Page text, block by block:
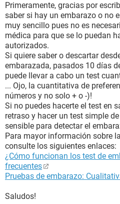
Primeramente, gracias por
saber si hay un embarazo o no
muy sencillo pues no es
médica para que se lo puedan
autorizados.
Si quiere saber o descartar
embarazada, pasados 10 días
puede llevar a cabo un test
... Ojo, la cuantitativa de
números y no solo + o -)!
Si no puedes hacerte el test en
retraso y hacer un test simple
sensible para detectar el
Para mayor información sobre
consulte los siguientes enlaces:
¿Cómo funcionan los test de
frecuentes
Pruebas de embarazo:
Saludos!